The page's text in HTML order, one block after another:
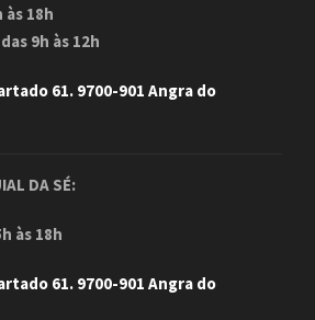
às 18h
9h às 12h
61. 9700-901 Angra do
DA SÉ:
às 18h
61. 9700-901 Angra do